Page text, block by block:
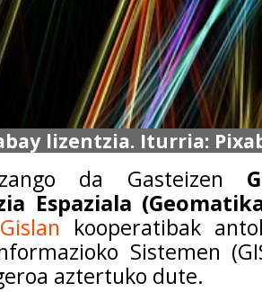
lizentzia. Iturria:
da Gasteizen
Espaziala
Gislan kooperatibak
Sistemen
aztertuko dute.